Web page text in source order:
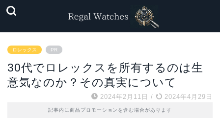
ロレックス PR
30代でロレックスを所有するのは生
意気なのか？その真実について
2024年2月11日 / 2024年4月29日
記事内に商品プロモーションを含む場合があります